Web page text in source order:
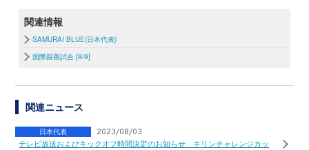
関連情報
SAMURAI BLUE(日本代表)
国際親善試合 [9/9]
関連ニュース
日本代表 2023/08/03
テレビ放送およびキックオフ時間決定のお知らせ キリンチャレンジカッ